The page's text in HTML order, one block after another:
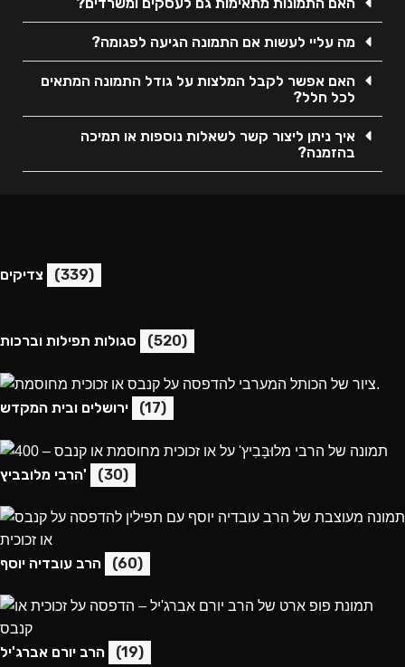
מה עליי לעשות אם התמונה הגיעה לפגומה?
האם אפשר לקבל המלצות על גודל התמונה המתאים
לכל חלל?
איך ניתן ליצור קשר לשאלות נוספות או תמיכה
בהזמנה?
(339)
(520)
(17)
הרבי מלובביץ' (30)
(60)
(19)